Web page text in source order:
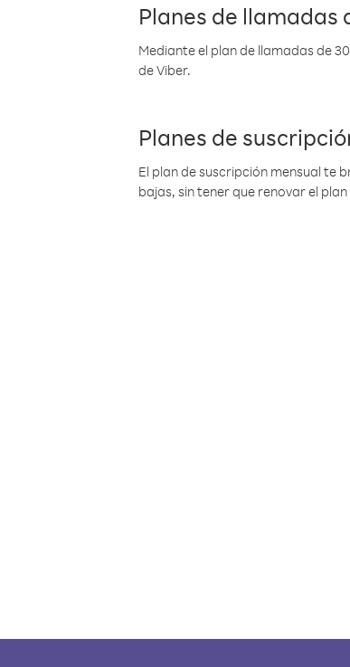
Planes de llamadas
Mediante el plan de llamadas de
de Viber.
Planes de
El plan de suscripción mensual te
bajas, sin tener que renovar el